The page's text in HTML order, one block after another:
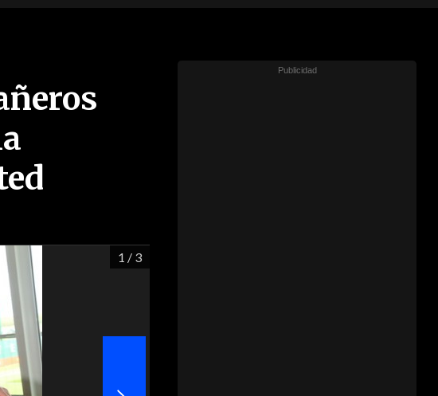
1 / 3